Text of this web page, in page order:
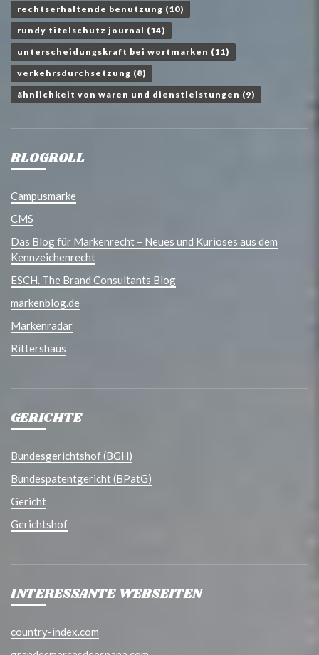
rechtserhaltende benutzung (10)
rundy titelschutz journal (14)
unterscheidungskraft bei wortmarken (11)
verkehrsdurchsetzung (8)
ähnlichkeit von waren und dienstleistungen (9)
BLOGROLL
Campusmarke
CMS
Das Blog für Markenrecht – Neues und Kurioses aus dem
Kennzeichenrecht
ESCH. The Brand Consultants Blog
markenblog.de
Markenradar
Rittershaus
GERICHTE
Bundesgerichtshof (BGH)
Bundespatentgericht (BPatG)
Gericht
Gerichtshof
INTERESSANTE WEBSEITEN
country-index.com